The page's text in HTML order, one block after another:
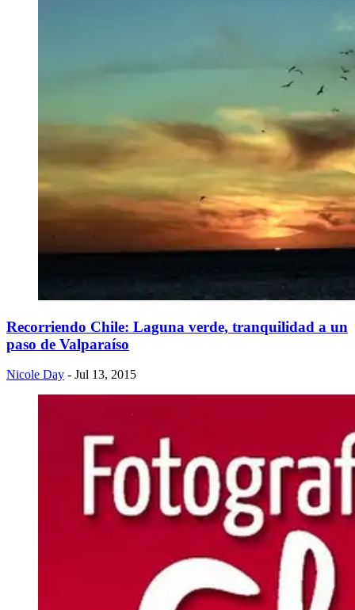
Recorriendo Chile: Laguna verde, tranquilidad a un
paso de Valparaíso
Nicole Day - Jul 13, 2015